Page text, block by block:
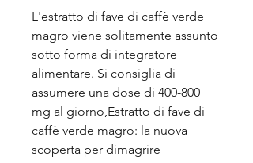
L'estratto di fave di caffè verde
magro viene solitamente assunto
sotto forma di integratore
alimentare. Si consiglia di
assumere una dose di 400-800
mg al giorno,Estratto di fave di
caffè verde magro: la nuova
scoperta per dimagrire